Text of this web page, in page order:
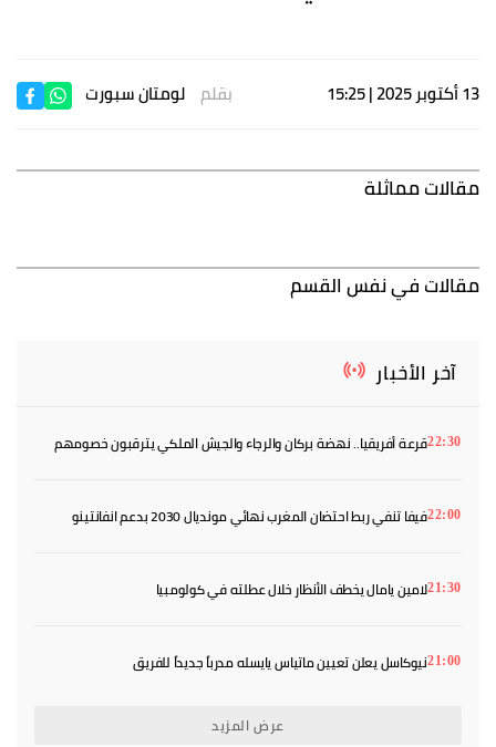
13 أكتوبر 2025 | 15:25 بقلم لومتان سبورت
مقالات مماثلة
مقالات في نفس القسم
آخر الأخبار
22:30قرعة أفريقيا.. نهضة بركان والرجاء والجيش الملكي يترقبون خصومهم
22:00فيفا تنفي ربط احتضان المغرب نهائي مونديال 2030 بدعم انفانتينو
21:30لامين يامال يخطف الأنظار خلال عطلته في كولومبيا
21:00نيوكاسل يعلن تعيين ماتياس يايسله مدرباً جديداً للفريق
عرض المزيد